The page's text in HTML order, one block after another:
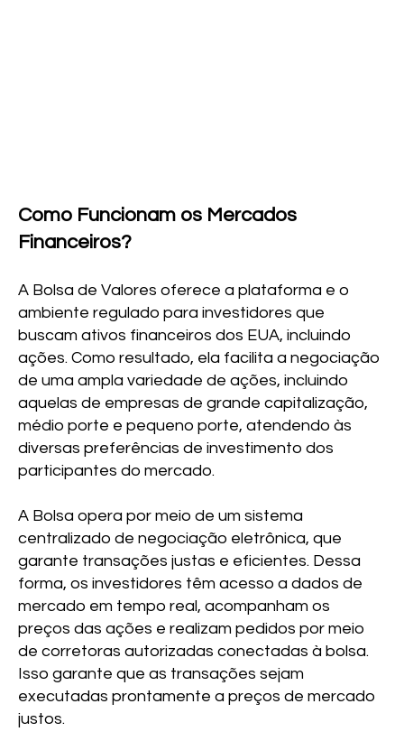
Como Funcionam os Mercados
Financeiros?
A Bolsa de Valores oferece a plataforma e o
ambiente regulado para investidores que
buscam ativos financeiros dos EUA, incluindo
ações. Como resultado, ela facilita a negociação
de uma ampla variedade de ações, incluindo
aquelas de empresas de grande capitalização,
médio porte e pequeno porte, atendendo às
diversas preferências de investimento dos
participantes do mercado.
A Bolsa opera por meio de um sistema
centralizado de negociação eletrônica, que
garante transações justas e eficientes. Dessa
forma, os investidores têm acesso a dados de
mercado em tempo real, acompanham os
preços das ações e realizam pedidos por meio
de corretoras autorizadas conectadas à bolsa.
Isso garante que as transações sejam
executadas prontamente a preços de mercado
justos.